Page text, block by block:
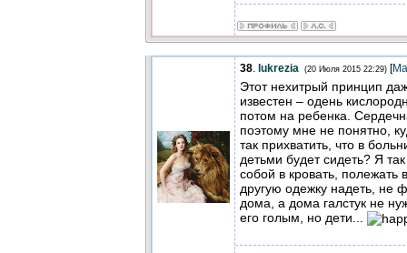
38. lukrezia (20 Июля 2015 22:29) [
Этот нехитрый принцип
известен – одень
потом на ребенка.
поэтому мне не понятно,
так прихватить, что в
детьми будет сидеть? Я
собой в кровать,
другую одежку надеть, не
дома, а дома галстук не
его голым, но дети...